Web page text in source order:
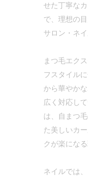
せた丁寧な
で、理想の
サロン・ネ
まつ毛エク
フスタイル
から華やか
広く対応し
は、自まつ
た美しいカ
クが楽にな
ネイルでは